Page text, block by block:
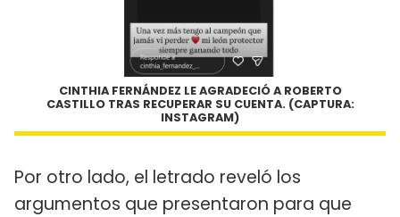
CINTHIA FERNÁNDEZ LE AGRADECIÓ A ROBERTO
CASTILLO TRAS RECUPERAR SU CUENTA. (CAPTURA:
INSTAGRAM)
Por otro lado, el letrado reveló los
argumentos que presentaron para que